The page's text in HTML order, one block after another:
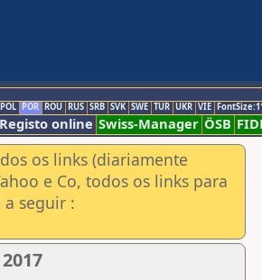
POL POR ROU RUS SRB SVK SWE TUR UKR VIE
Registo online Swiss-Manager ÖSB
os links (diariamente
e Co, todos os links para
seguir :